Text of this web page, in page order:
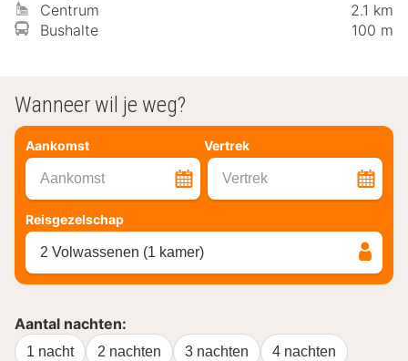
Centrum
2.1 km
Bushalte
100 m
Wanneer wil je weg?
Aankomst Vertrek
Aankomst Vertrek
Reisgezelschap
2 Volwassenen (1 kamer)
Aantal nachten:
1 nacht 2 nachten 3 nachten 4 nachten